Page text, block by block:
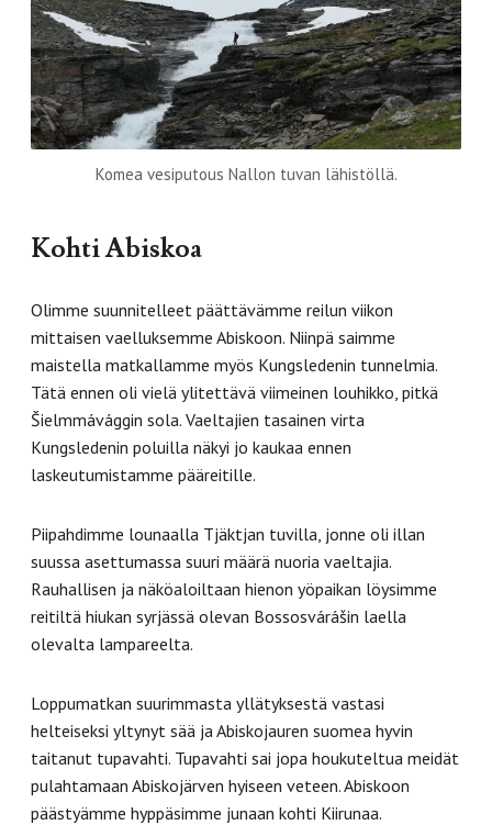
Komea vesiputous Nallon tuvan lähistöllä.
Kohti Abiskoa
Olimme suunnitelleet päättävämme reilun viikon
mittaisen vaelluksemme Abiskoon. Niinpä saimme
maistella matkallamme myös Kungsledenin tunnelmia.
Tätä ennen oli vielä ylitettävä viimeinen louhikko, pitkä
Šielmmávággin sola. Vaeltajien tasainen virta
Kungsledenin poluilla näkyi jo kaukaa ennen
laskeutumistamme pääreitille.
Piipahdimme lounaalla Tjäktjan tuvilla, jonne oli illan
suussa asettumassa suuri määrä nuoria vaeltajia.
Rauhallisen ja näköaloiltaan hienon yöpaikan löysimme
reitiltä hiukan syrjässä olevan Bossosvárášin laella
olevalta lampareelta.
Loppumatkan suurimmasta yllätyksestä vastasi
helteiseksi yltynyt sää ja Abiskojauren suomea hyvin
taitanut tupavahti. Tupavahti sai jopa houkuteltua meidät
pulahtamaan Abiskojärven hyiseen veteen. Abiskoon
päästyämme hyppäsimme junaan kohti Kiirunaa.